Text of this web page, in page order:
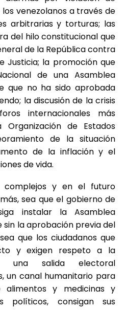
venezolanos a través de
arbitrarias y torturas; las
del hilo constitucional que
de la República contra
Justicia; la promoción que
de una Asamblea
que no ha sido aprobada
la discusión de la crisis
internacionales más
de Estados
de la situación
de la inflación y el
de vida.
complejos y en el futuro
sea que el gobierno de
instalar la Asamblea
sin la aprobación previa del
que los ciudadanos que
y exigen respeto a la
una salida electoral
un canal humanitario para
alimentos y medicinas y
políticos, consigan sus